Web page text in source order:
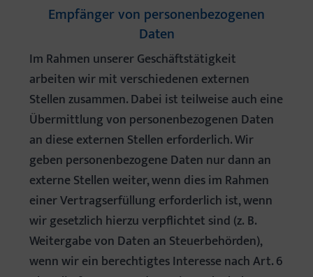
Empfänger von personenbezogenen
Daten
Im Rahmen unserer Geschäftstätigkeit
arbeiten wir mit verschiedenen externen
Stellen zusammen. Dabei ist teilweise auch eine
Übermittlung von personenbezogenen Daten
an diese externen Stellen erforderlich. Wir
geben personenbezogene Daten nur dann an
externe Stellen weiter, wenn dies im Rahmen
einer Vertragserfüllung erforderlich ist, wenn
wir gesetzlich hierzu verpflichtet sind (z. B.
Weitergabe von Daten an Steuerbehörden),
wenn wir ein berechtigtes Interesse nach Art. 6